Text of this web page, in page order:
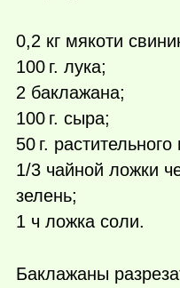
0,2 кг мякоти
100 г. лука;
2 баклажана;
100 г. сыра;
50 г.
1/3 чайной ложки
зелень;
1 ч ложка соли.
Баклажаны